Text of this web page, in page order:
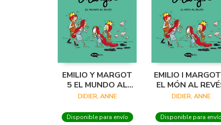
EMILIO Y MARGOT
5 EL MUNDO AL
REVÉS
DIDIER, ANNE
Disponible para envío
EMILIO I
EL MÓN AL
DIDIER, ANNE
Disponible para